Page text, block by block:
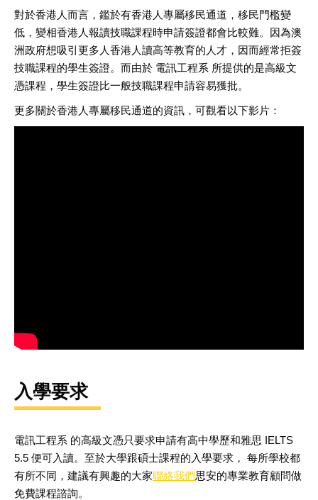
對於香港人而言，鑑於有香港人專屬移民通道，移民門檻變
低，變相香港人報讀技職課程時申請簽證都會比較難。因為澳
洲政府想吸引更多人香港人讀高等教育的人才，因而經常拒簽
技職課程的學生簽證。而由於 電訊工程系 所提供的是高級文
憑課程，學生簽證比一般技職課程申請容易獲批。
更多關於香港人專屬移民通道的資訊，可觀看以下影片：
入學要求
電訊工程系 的高級文憑只要求申請有高中學歷和雅思 IELTS
5.5 便可入讀。至於大學跟碩士課程的入學要求， 每所學校都
有所不同，建議有興趣的大家聯絡我們思安的專業教育顧問做
免費課程諮詢。